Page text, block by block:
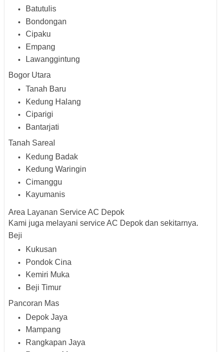
Batutulis
Bondongan
Cipaku
Empang
Lawanggintung
Bogor Utara
Tanah Baru
Kedung Halang
Ciparigi
Bantarjati
Tanah Sareal
Kedung Badak
Kedung Waringin
Cimanggu
Kayumanis
Area Layanan Service AC Depok
Kami juga melayani service AC Depok dan sekitarnya.
Beji
Kukusan
Pondok Cina
Kemiri Muka
Beji Timur
Pancoran Mas
Depok Jaya
Mampang
Rangkapan Jaya